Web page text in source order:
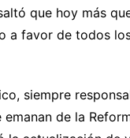
que hoy más
a favor de todos
siempre
de la